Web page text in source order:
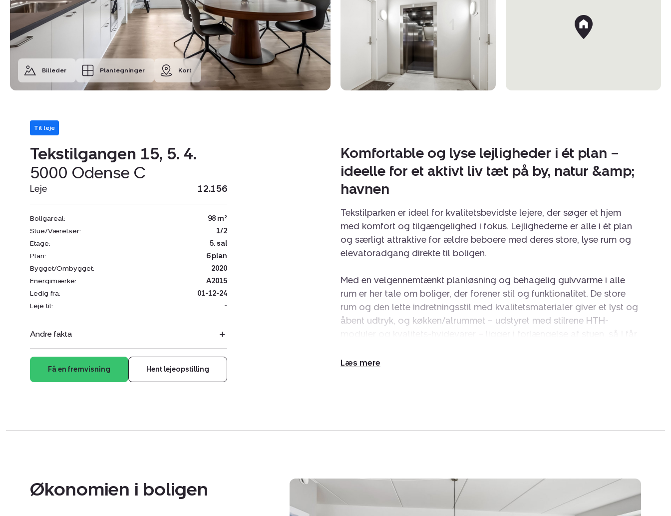
Billeder Plantegninger Kort
Til leje
Tekstilgangen 15, 5. 4.
5000 Odense C
Leje 12.156
Boligareal:
98 m²
Stue/Værelser:
1/2
Etage:
5. sal
Plan:
6 plan
Bygget/Ombygget:
2020
Energimærke:
A2015
Ledig fra:
01-12-24
Leje til:
-
Andre fakta
Få en fremvisning Hent lejeopstilling
Komfortable og lyse lejligheder i ét plan –
ideelle for et aktivt liv tæt på by, natur &amp;
havnen
Tekstilparken er ideel for kvalitetsbevidste lejere, der søger et hjem
med komfort og tilgængelighed i fokus. Lejlighederne er alle i ét plan
og særligt attraktive for ældre beboere med deres store, lyse rum og
elevatoradgang direkte til boligen.
Med en velgennemtænkt planløsning og behagelig gulvvarme i alle
rum er her tale om boliger, der forener stil og funktionalitet. De store
rum og den lette indretningsstil med kvalitetsmaterialer giver et lyst og
åbent udtryk, og køkken/alrummet – udstyret med stilrene HTH-
store gulv-til-loft-vinduer sikrer et skønt lysindfald og giver adgang til
afslappende gåture, og husdyr er tilladt for de beboere, der ønsker at
kilometer til Odense centrum og let adgang til Tekstilparkens eget
supermarked, den store Rema1000. For jer med elbil er der
opladningsmuligheder tæt ved boligen, og parkeringspladser findes få
Økonomien i boligen